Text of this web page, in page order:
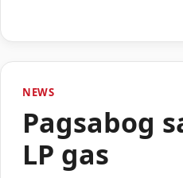
NEWS
Pagsabog
LP gas